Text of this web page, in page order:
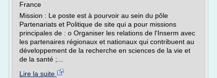
France
Mission : Le poste est à pourvoir au sein du pôle
Partenariats et Politique de site qui a pour missions
principales de : o Organiser les relations de l'Inserm avec
les partenaires régionaux et nationaux qui contribuent au
développement de la recherche en sciences de la vie et
de la santé ;...
Lire la suite